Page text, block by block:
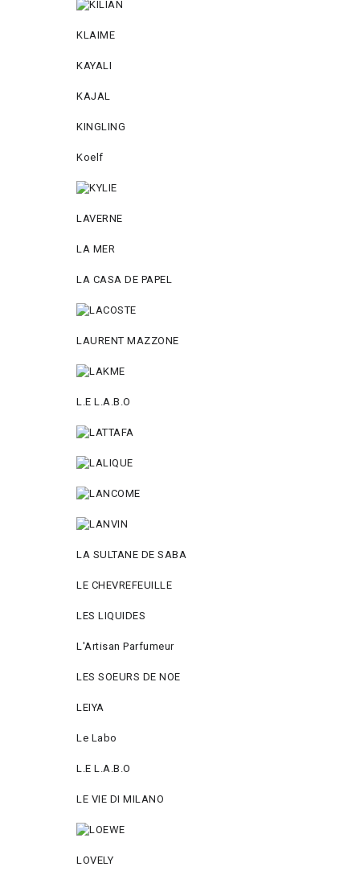
KLAIME
KAYALI
KAJAL
KINGLING
Koelf
LAVERNE
LA MER
LA CASA DE PAPEL
LAURENT MAZZONE
L.E L.A.B.O
LA SULTANE DE SABA
LE CHEVREFEUILLE
LES LIQUIDES
L'Artisan Parfumeur
LES SOEURS DE NOE
LEIYA
Le Labo
L.Е L.А.B.О
LE VIE DI MILANO
LOVELY